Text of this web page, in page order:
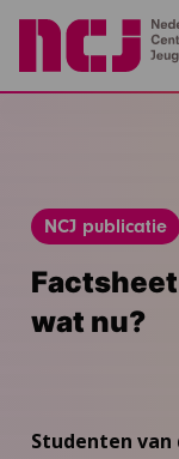
NCJ publicatie
wat nu?
Studenten van